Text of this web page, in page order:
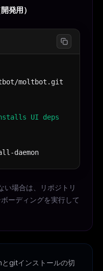
発用）
moltbot.git
UI deps
daemon
い場合は、リポジトリ
ーディングを実行して
gitインストールの切